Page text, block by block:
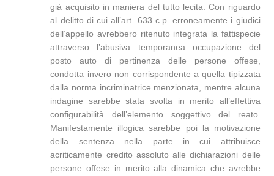
già acquisito in maniera del tutto lecita. Con riguardo
al delitto di cui all’art. 633 c.p. erroneamente i giudici
dell’appello avrebbero ritenuto integrata la fattispecie
attraverso l’abusiva temporanea occupazione del
posto auto di pertinenza delle persone offese,
condotta invero non corrispondente a quella tipizzata
dalla norma incriminatrice menzionata, mentre alcuna
indagine sarebbe stata svolta in merito all’effettiva
configurabilità dell’elemento soggettivo del reato.
Manifestamente illogica sarebbe poi la motivazione
della sentenza nella parte in cui attribuisce
acriticamente credito assoluto alle dichiarazioni delle
persone offese in merito alla dinamica che avrebbe